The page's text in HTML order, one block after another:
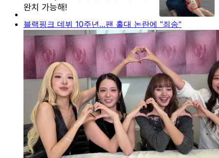
블랙핑크 데뷔 10주년…팬 홀대 논란에 "죄송"